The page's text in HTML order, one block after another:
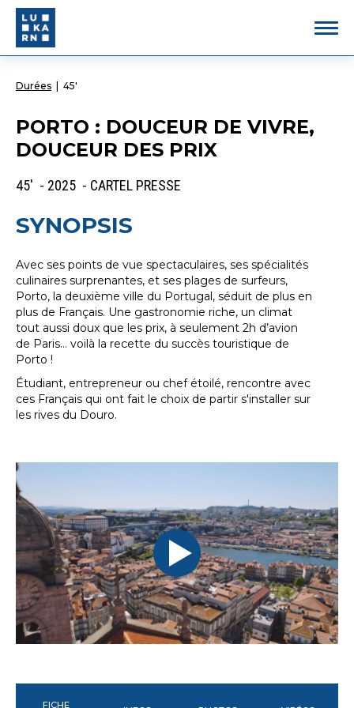
Durées 45'
PORTO : DOUCEUR DE VIVRE,
DOUCEUR DES PRIX
45' - 2025 - CARTEL PRESSE
SYNOPSIS
Avec ses points de vue spectaculaires, ses spécialités
culinaires surprenantes, et ses plages de surfeurs,
Porto, la deuxième ville du Portugal, séduit de plus en
plus de Français. Une gastronomie riche, un climat
tout aussi doux que les prix, à seulement 2h d’avion
de Paris… voilà la recette du succès touristique de
Porto !
Étudiant, entrepreneur ou chef étoilé, rencontre avec
ces Français qui ont fait le choix de partir s'installer sur
les rives du Douro.
FICHE